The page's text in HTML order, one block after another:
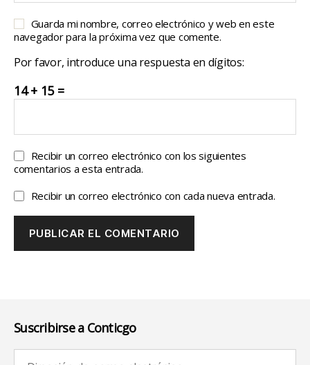
Guarda mi nombre, correo electrónico y web en este
navegador para la próxima vez que comente.
Por favor, introduce una respuesta en dígitos:
14 + 15 =
Recibir un correo electrónico con los siguientes
comentarios a esta entrada.
Recibir un correo electrónico con cada nueva entrada.
Suscribirse a Conticgo